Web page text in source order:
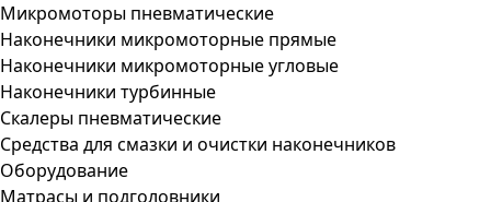
Микромоторы пневматические
Наконечники микромоторные прямые
Наконечники микромоторные угловые
Наконечники турбинные
Скалеры пневматические
Средства для смазки и очистки наконечников
Оборудование
Матрасы и подголовники